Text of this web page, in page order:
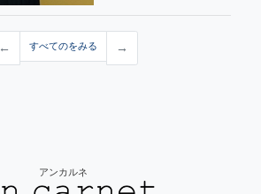
← すべてのをみる →
アンカルネ